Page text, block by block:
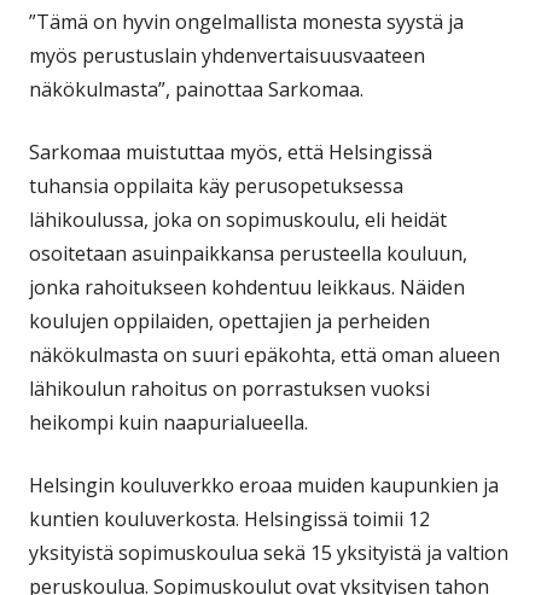
”Tämä on hyvin ongelmallista monesta syystä ja
myös perustuslain yhdenvertaisuusvaateen
näkökulmasta”, painottaa Sarkomaa.
Sarkomaa muistuttaa myös, että Helsingissä
tuhansia oppilaita käy perusopetuksessa
lähikoulussa, joka on sopimuskoulu, eli heidät
osoitetaan asuinpaikkansa perusteella kouluun,
jonka rahoitukseen kohdentuu leikkaus. Näiden
koulujen oppilaiden, opettajien ja perheiden
näkökulmasta on suuri epäkohta, että oman alueen
lähikoulun rahoitus on porrastuksen vuoksi
heikompi kuin naapurialueella.
Helsingin kouluverkko eroaa muiden kaupunkien ja
kuntien kouluverkosta. Helsingissä toimii 12
yksityistä sopimuskoulua sekä 15 yksityistä ja valtion
peruskoulua. Sopimuskoulut ovat yksityisen tahon